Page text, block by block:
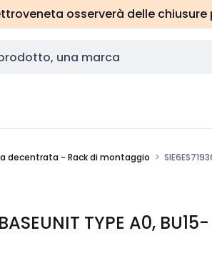
osserverà delle
decentrata - Rack di montaggio
TYPE A0, BU15-